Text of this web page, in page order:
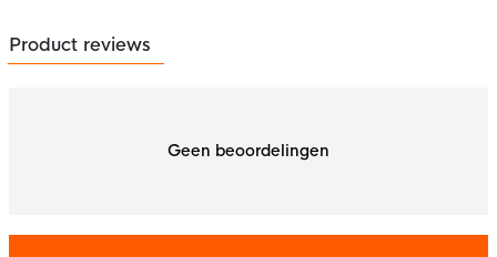
Product reviews
Geen beoordelingen